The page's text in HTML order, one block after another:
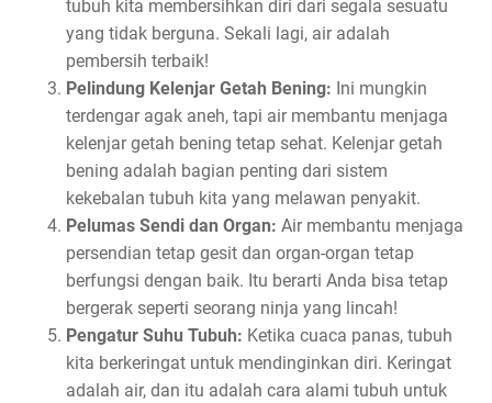
tubuh kita membersihkan diri dari segala sesuatu
yang tidak berguna. Sekali lagi, air adalah
pembersih terbaik!
Pelindung Kelenjar Getah Bening: Ini mungkin
terdengar agak aneh, tapi air membantu menjaga
kelenjar getah bening tetap sehat. Kelenjar getah
bening adalah bagian penting dari sistem
kekebalan tubuh kita yang melawan penyakit.
Pelumas Sendi dan Organ: Air membantu menjaga
persendian tetap gesit dan organ-organ tetap
berfungsi dengan baik. Itu berarti Anda bisa tetap
bergerak seperti seorang ninja yang lincah!
Pengatur Suhu Tubuh: Ketika cuaca panas, tubuh
kita berkeringat untuk mendinginkan diri. Keringat
adalah air, dan itu adalah cara alami tubuh untuk